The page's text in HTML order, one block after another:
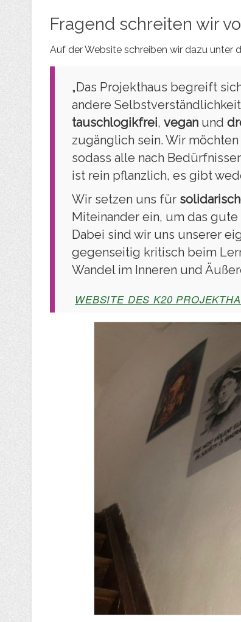
Fragend schreiten wir
Auf der Website schreiben wir dazu unter
„Das Projekthaus begreift
andere
tauschlogikfrei, vegan und
zugänglich sein. Wir
sodass alle nach
ist rein pflanzlich, es gibt
Wir setzen uns für
Miteinander ein, um das
Dabei sind wir uns unserer
gegenseitig kritisch beim
Wandel im Inneren und
WEBSITE DES K20